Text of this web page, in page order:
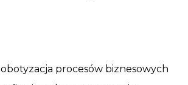
obotyzacja procesów biznesowych